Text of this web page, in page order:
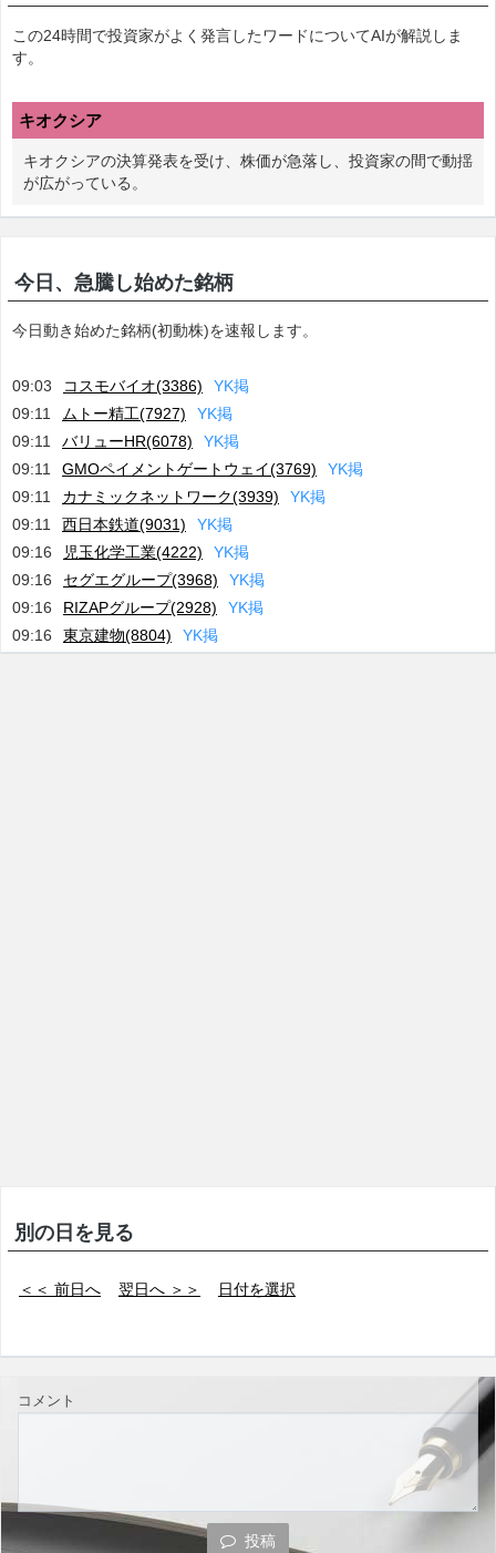
この24時間で投資家がよく発言したワードについてAIが解説しま
す。
キオクシア
キオクシアの決算発表を受け、株価が急落し、投資家の間で動揺
が広がっている。
今日、急騰し始めた銘柄
今日動き始めた銘柄(初動株)を速報します。
09:03 コスモバイオ(3386) YK掲
09:11
ムトー精工(7927) YK掲
09:11
バリューHR(6078) YK掲
09:11
GMOペイメントゲートウェイ(3769) YK掲
09:11
カナミックネットワーク(3939) YK掲
09:11
西日本鉄道(9031) YK掲
09:16
児玉化学工業(4222) YK掲
09:16
セグエグループ(3968) YK掲
09:16
RIZAPグループ(2928) YK掲
09:16
東京建物(8804) YK掲
別の日を見る
＜＜ 前日へ 翌日へ ＞＞ 日付を選択
コメント
投稿